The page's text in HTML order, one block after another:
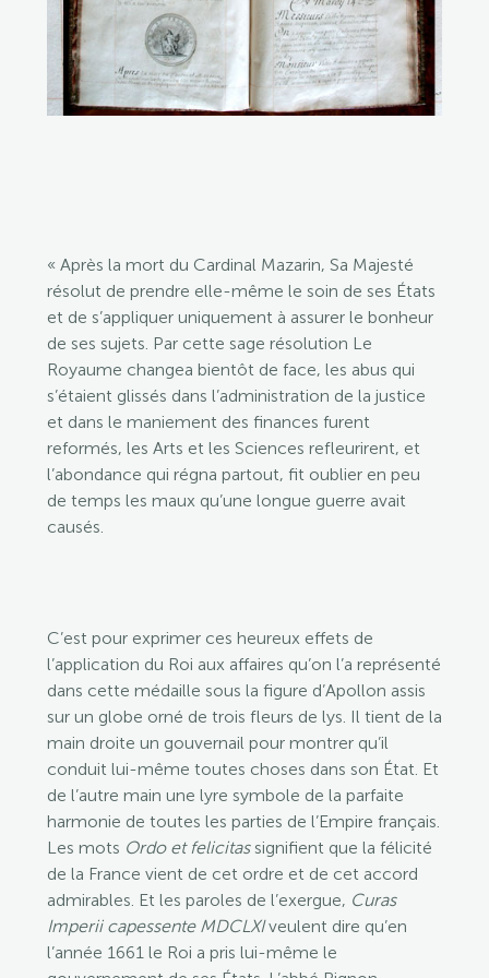
« Après la mort du Cardinal Mazarin, Sa Majesté
résolut de prendre elle-même le soin de ses États
et de s’appliquer uniquement à assurer le bonheur
de ses sujets. Par cette sage résolution Le
Royaume changea bientôt de face, les abus qui
s’étaient glissés dans l’administration de la justice
et dans le maniement des finances furent
reformés, les Arts et les Sciences refleurirent, et
l’abondance qui régna partout, fit oublier en peu
de temps les maux qu’une longue guerre avait
causés.
C’est pour exprimer ces heureux effets de
l’application du Roi aux affaires qu’on l’a représenté
dans cette médaille sous la figure d’Apollon assis
sur un globe orné de trois fleurs de lys. Il tient de la
main droite un gouvernail pour montrer qu’il
conduit lui-même toutes choses dans son État. Et
de l’autre main une lyre symbole de la parfaite
harmonie de toutes les parties de l’Empire français.
Les mots Ordo et felicitassignifient que la félicité
de la France vient de cet ordre et de cet accord
admirables. Et les paroles de l’exergue, Curas
Imperii capessente MDCLXIveulent dire qu’en
l’année 1661 le Roi a pris lui-même le